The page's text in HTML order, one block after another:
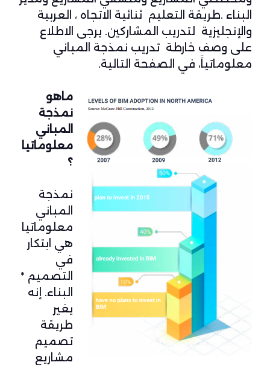
البناء .طريقة التعليم ثنائية الاتجاه ، العربية
والإنجليزية لتدريب المشاركين. يرجى الاطلاع
على وصف خارطة تدريب نمذجة المباني
معلوماتياً، في الصفحة التالية.
ماهو
نمذجة
المباني
معلوماتيا
؟
نمذجة
المباني
معلوماتيا
هي ابتكار
في
التصميم *
البناء. إنه
يغير
طريقة
تصميم
مشاريع